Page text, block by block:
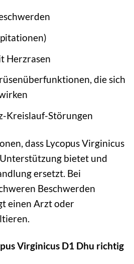
Herzrasen
die sich
Kreislauf-Störungen
dass Lycopus Virginicus
bietet und
ersetzt. Bei
Beschwerden
einen Arzt oder
Virginicus D1 Dhu richtig